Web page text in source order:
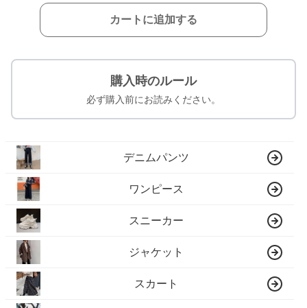
カートに追加する
購入時のルール
必ず購入前にお読みください。
デニムパンツ
ワンピース
スニーカー
ジャケット
スカート